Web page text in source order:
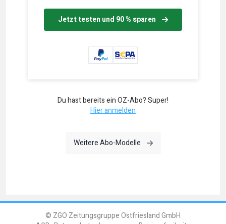
Jetzt testen und 90 % sparen
Du hast bereits ein OZ-Abo? Super!
Hier anmelden
Weitere Abo-Modelle
© ZGO Zeitungsgruppe Ostfriesland GmbH